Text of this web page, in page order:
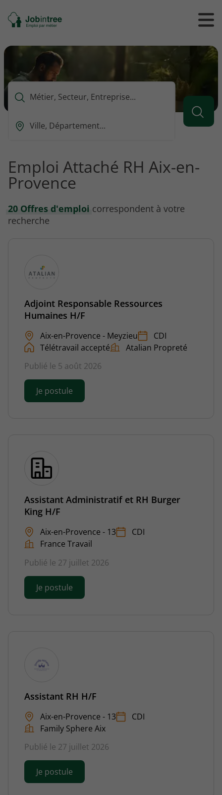
Se
rendre
l'accueil
Ouvrir
/
le
Que
vous
rechercher
Ou
vous
voulez
rechercher
Emploi Attaché RH Aix-en-
Provence
20 Offres d'emploi correspondent à votre
recherche
Adjoint Responsable Ressources
Humaines H/F
Aix-en-Provence - Meyzieu
CDI
Télétravail accepté
Atalian Propreté
Publié le 5 août 2026
Je postule
Assistant Administratif et RH Burger
King H/F
Aix-en-Provence - 13
CDI
France Travail
Publié le 27 juillet 2026
Je postule
Assistant RH H/F
Aix-en-Provence - 13
CDI
Family Sphere Aix
Publié le 27 juillet 2026
Je postule